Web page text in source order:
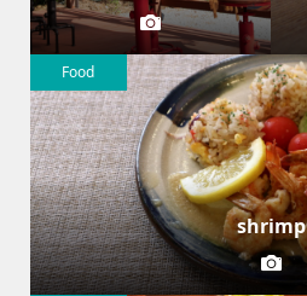
shrimp
Food